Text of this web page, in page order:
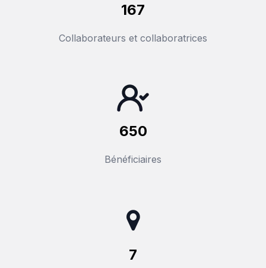
167
Collaborateurs et collaboratrices
650
Bénéficiaires
7